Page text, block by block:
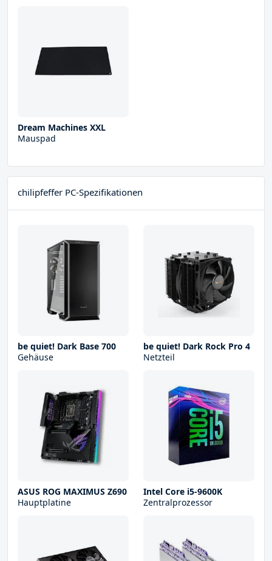
Dream Machines XXL
Mauspad
chilipfeffer PC-Spezifikationen
be quiet! Dark Base 700
Gehäuse
be quiet! Dark Rock Pro 4
Netzteil
ASUS ROG MAXIMUS Z690
Hauptplatine
Intel Core i5-9600K
Zentralprozessor